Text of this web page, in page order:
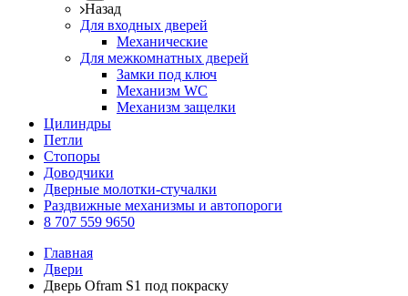
Назад
Для входных дверей
Механические
Для межкомнатных дверей
Замки под ключ
Механизм WC
Механизм защелки
Цилиндры
Петли
Стопоры
Доводчики
Дверные молотки-стучалки
Раздвижные механизмы и автопороги
8 707 559 9650
Главная
Двери
Дверь Ofram S1 под покраску